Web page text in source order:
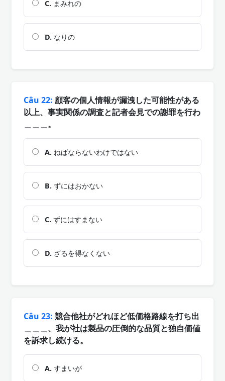
C. まみれの
D. なりの
Câu 22: 顧客の個人情報が漏洩した可能性がある
以上、事実関係の調査と記者会見での謝罪を行わ
＿＿＿。
A. ねばならないわけではない
B. ずにはおかない
C. ずにはすまない
D. ざるを得なくない
Câu 23: 競合他社がどれほど低価格路線を打ち出
＿＿＿、我が社は製品の圧倒的な品質と独自価値
を訴求し続ける。
A. すまいが